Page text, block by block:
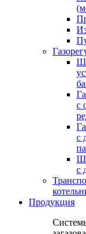
с
с
c
Продукция